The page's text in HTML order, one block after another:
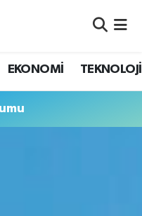
EKONOMİ TEKNOLOJİ